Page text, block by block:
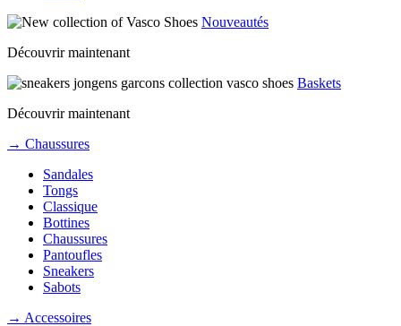
Nouveautés
Découvrir maintenant
Baskets
Découvrir maintenant
→ Chaussures
Sandales
Tongs
Classique
Bottines
Chaussures
Pantoufles
Sneakers
Sabots
→ Accessoires